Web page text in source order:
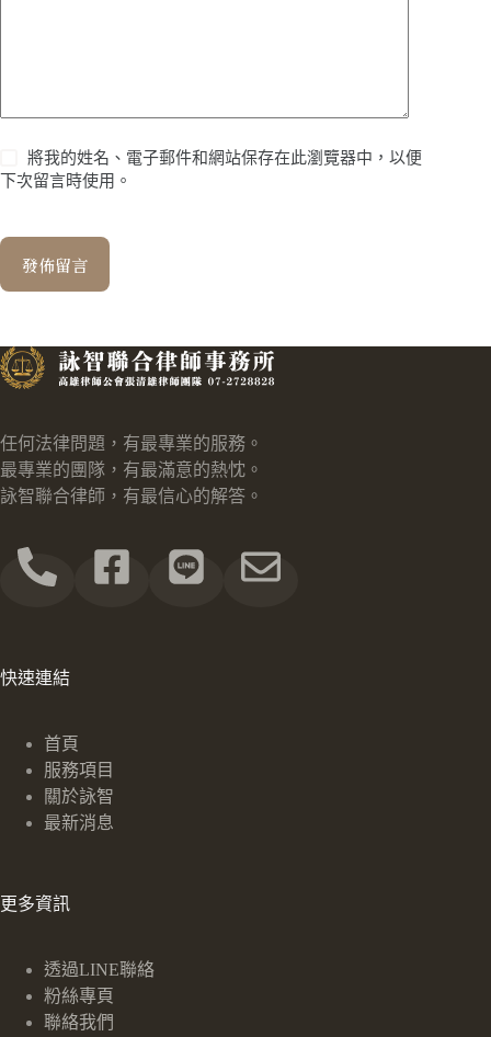
將我的姓名、電子郵件和網站保存在此瀏覽器中，以便
下次留言時使用。
發佈留言
任何法律問題，有最專業的服務。
最專業的團隊，有最滿意的熱忱。
詠智聯合律師，有最信心的解答。
快速連結
首頁
服務項目
關於詠智
最新消息
更多資訊
透過LINE聯絡
粉絲專頁
聯絡我們